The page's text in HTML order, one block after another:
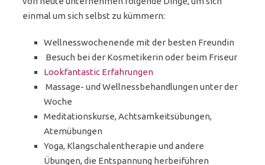
einmal um sich selbst zu kümmern:
Wellnesswochenende mit der besten Freundin
Besuch bei der Kosmetikerin oder beim Friseur
Lookfantastic Erfahrungen
Massage- und Wellnessbehandlungen unter der
Woche
Meditationskurse, Achtsamkeitsübungen,
Atemübungen
Yoga, Klangschalentherapie und andere
Übungen, die Entspannung herbeiführen